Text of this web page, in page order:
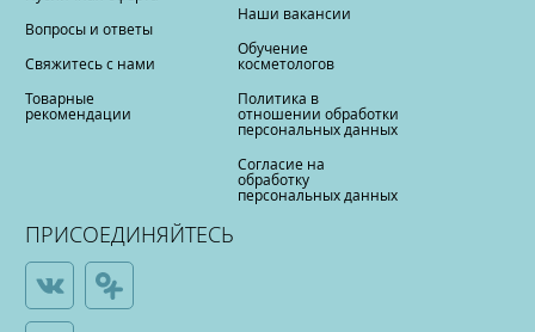
Вопросы и ответы
Свяжитесь с нами
Товарные
рекомендации
Наши вакансии
Обучение
косметологов
Политика в
отношении обработки
персональных данных
Согласие на
обработку
персональных данных
ПРИСОЕДИНЯЙТЕСЬ